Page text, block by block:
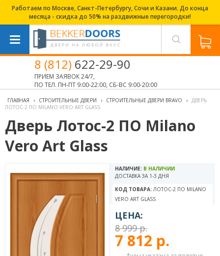
Работаем по Москве, Санкт-Петербургу, Сочи и Казани. До конца
месяца - скидка до 50% на раздвижные перегородки!
8 (812) 622-29-90
ПРИЕМ ЗАЯВОК 24/7,
ПО ТЕЛ. ПН-ПТ 9:00-22:00, СБ-ВС 9:00-20:00
ГЛАВНАЯ › СТРОИТЕЛЬНЫЕ ДВЕРИ › СТРОИТЕЛЬНЫЕ ДВЕРИ BRAVO › ДВЕРЬ
ЛОТОС-2 ПО MILANO VERO ART GLASS
Дверь Лотос-2 ПО Milano
Vero Art Glass
НАЛИЧИЕ: В НАЛИЧИИ
ДОСТАВКА ЗА 1-3 ДНЯ
КОД ТОВАРА: ЛОТОС-2 ПО MILANO
VERO ART GLASS
ЦЕНА:
8 999 р.
7 812 р.